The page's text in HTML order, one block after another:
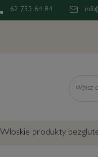
62 735 64 84
Włoskie produkty